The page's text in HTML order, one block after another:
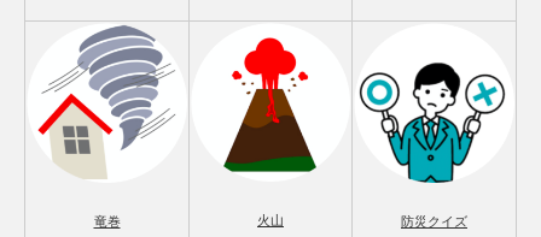
竜巻 火山 防災クイズ